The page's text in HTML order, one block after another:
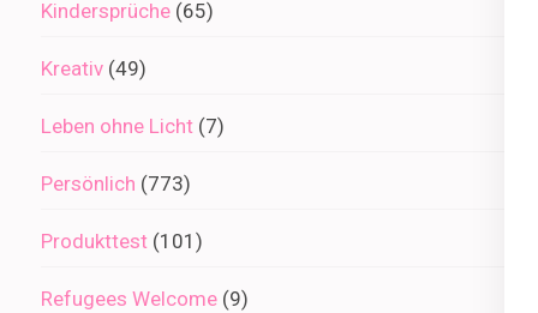
Kindersprüche (65)
Kreativ (49)
Leben ohne Licht (7)
Persönlich (773)
Produkttest (101)
Refugees Welcome (9)